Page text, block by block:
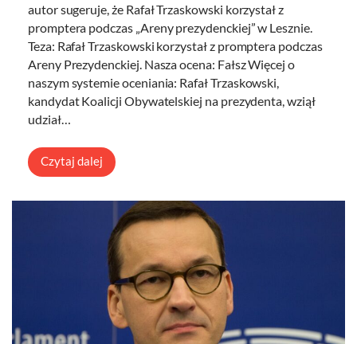
autor sugeruje, że Rafał Trzaskowski korzystał z
promptera podczas „Areny prezydenckiej” w Lesznie.
Teza: Rafał Trzaskowski korzystał z promptera podczas
Areny Prezydenckiej. Nasza ocena: Fałsz Więcej o
naszym systemie oceniania: Rafał Trzaskowski,
kandydat Koalicji Obywatelskiej na prezydenta, wziął
udział…
Czytaj dalej